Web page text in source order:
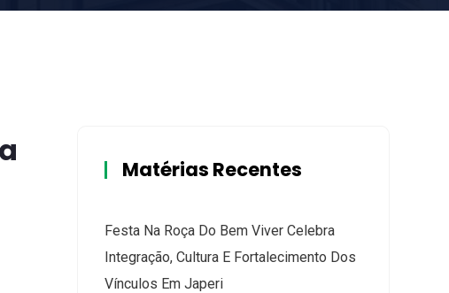
Matérias Recentes
Festa Na Roça Do Bem Viver Celebra
Integração, Cultura E Fortalecimento Dos
Vínculos Em Japeri